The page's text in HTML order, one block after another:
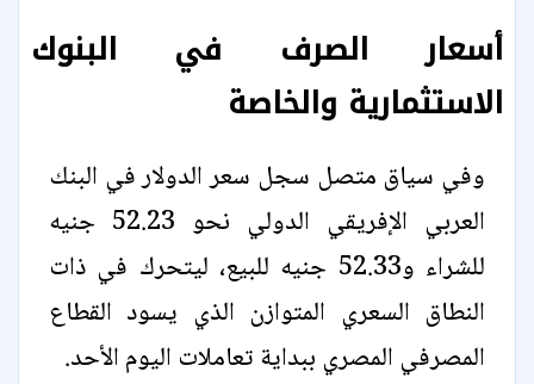
أسعار الصرف في البنوك
الاستثمارية والخاصة
وفي سياق متصل سجل سعر الدولار في البنك
العربي الإفريقي الدولي نحو 52.23 جنيه
للشراء و52.33 جنيه للبيع، ليتحرك في ذات
النطاق السعري المتوازن الذي يسود القطاع
المصرفي المصري ببداية تعاملات اليوم الأحد.